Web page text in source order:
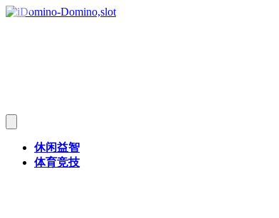
休闲益智
体育竞技